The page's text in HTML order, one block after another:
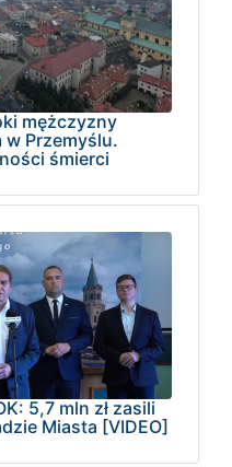
mężczyzny
w Przemyślu.
śmierci
5,7 mln zł zasili
Miasta [VIDEO]